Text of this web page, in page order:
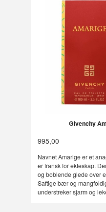
Givenchy
995,00
Navnet Amarige er et
er fransk for ekteskap.
og boblende glede over
Saftige bær og
understreker sjarm og